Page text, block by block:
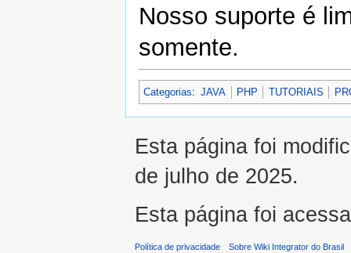
Nosso suporte é
somente.
Categorias: JAVA PHP TUTORIAIS
Esta página foi
de julho de 2025.
Esta página foi
Política de privacidade Sobre Wiki Integrator do Brasil